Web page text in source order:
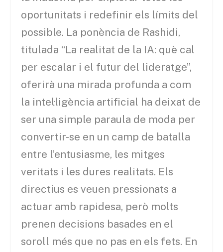
oportunitats i redefinir els límits del
possible. La ponència de Rashidi,
titulada “La realitat de la IA: què cal
per escalar i el futur del lideratge”,
oferirà una mirada profunda a com
la intel·ligència artificial ha deixat de
ser una simple paraula de moda per
convertir-se en un camp de batalla
entre l’entusiasme, les mitges
veritats i les dures realitats. Els
directius es veuen pressionats a
actuar amb rapidesa, però molts
prenen decisions basades en el
soroll més que no pas en els fets. En